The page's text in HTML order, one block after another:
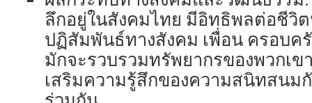
ลึกอยู่ในสังคมไทย มีอิทธิพลต่อชีวิ
ปฏิสัมพันธ์ทางสังคม เพื่อน ครอบค
มักจะรวบรวมทรัพยากรของพวกเข
เสริมความรู้สึกของความสนิทสนม